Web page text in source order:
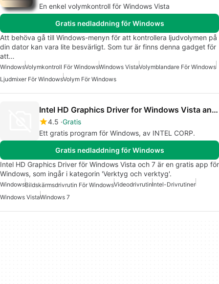
En enkel volymkontroll för Windows Vista
Gratis nedladdning för Windows
Att behöva gå till Windows-menyn för att kontrollera ljudvolymen på
din dator kan vara lite besvärligt. Som tur är finns denna gadget för
att…
WindowsVolymkontroll För WindowsWindows VistaVolymblandare För Windows
Ljudmixer För WindowsVolym För Windows
Intel HD Graphics Driver for Windows Vista and 7
4.5 Gratis
Ett gratis program för Windows, av INTEL CORP.
Gratis nedladdning för Windows
Intel HD Graphics Driver för Windows Vista och 7 är en gratis app för
Windows, som ingår i kategorin 'Verktyg och verktyg'.
WindowsBildskärmsdrivrutin För WindowsVideodrivrutinIntel-Drivrutiner
Windows VistaWindows 7